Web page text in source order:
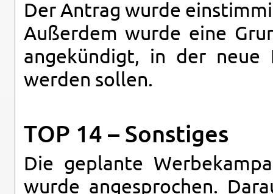
Der An­trag wurde
Au­ßer­dem wurde eine
an­ge­kün­digt, in der neue
wer­den sol­len.
TOP 14 – Sons­ti­ges
Die ge­plan­te
wurde an­ge­spro­chen.